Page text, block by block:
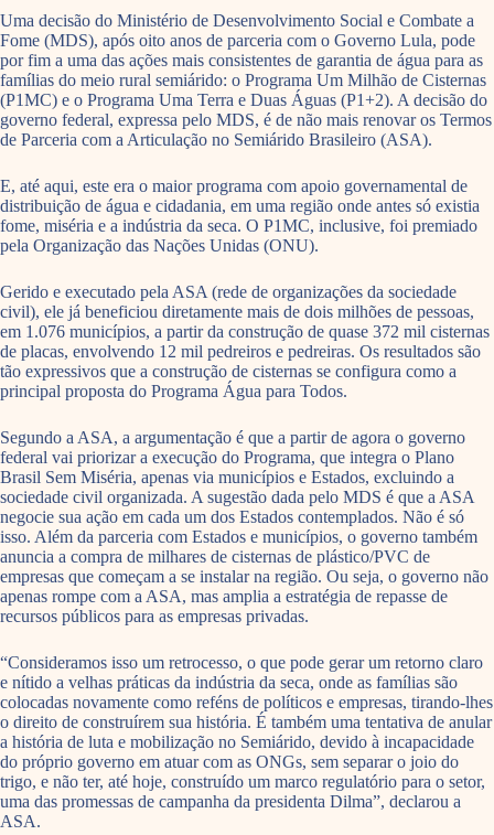
Uma decisão do Ministério de Desenvolvimento Social e Combate a
Fome (MDS), após oito anos de parceria com o Governo Lula, pode
por fim a uma das ações mais consistentes de garantia de água para as
famílias do meio rural semiárido: o Programa Um Milhão de Cisternas
(P1MC) e o Programa Uma Terra e Duas Águas (P1+2). A decisão do
governo federal, expressa pelo MDS, é de não mais renovar os Termos
de Parceria com a Articulação no Semiárido Brasileiro (ASA).
E, até aqui, este era o maior programa com apoio governamental de
distribuição de água e cidadania, em uma região onde antes só existia
fome, miséria e a indústria da seca. O P1MC, inclusive, foi premiado
pela Organização das Nações Unidas (ONU).
Gerido e executado pela ASA (rede de organizações da sociedade
civil), ele já beneficiou diretamente mais de dois milhões de pessoas,
em 1.076 municípios, a partir da construção de quase 372 mil cisternas
de placas, envolvendo 12 mil pedreiros e pedreiras. Os resultados são
tão expressivos que a construção de cisternas se configura como a
principal proposta do Programa Água para Todos.
Segundo a ASA, a argumentação é que a partir de agora o governo
federal vai priorizar a execução do Programa, que integra o Plano
Brasil Sem Miséria, apenas via municípios e Estados, excluindo a
sociedade civil organizada. A sugestão dada pelo MDS é que a ASA
negocie sua ação em cada um dos Estados contemplados. Não é só
isso. Além da parceria com Estados e municípios, o governo também
anuncia a compra de milhares de cisternas de plástico/PVC de
empresas que começam a se instalar na região. Ou seja, o governo não
apenas rompe com a ASA, mas amplia a estratégia de repasse de
recursos públicos para as empresas privadas.
“Consideramos isso um retrocesso, o que pode gerar um retorno claro
e nítido a velhas práticas da indústria da seca, onde as famílias são
colocadas novamente como reféns de políticos e empresas, tirando-lhes
o direito de construírem sua história. É também uma tentativa de anular
a história de luta e mobilização no Semiárido, devido à incapacidade
do próprio governo em atuar com as ONGs, sem separar o joio do
trigo, e não ter, até hoje, construído um marco regulatório para o setor,
uma das promessas de campanha da presidenta Dilma”, declarou a
ASA.